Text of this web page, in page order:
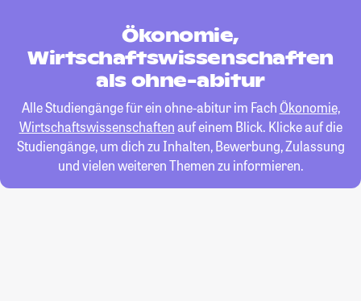
Ökonomie,
Wirtschaftswissenschaften
als ohne-abitur
Alle Studiengänge für ein ohne-abitur im Fach Ökonomie,
Wirtschaftswissenschaftenauf einem Blick. Klicke auf die
Studiengänge, um dich zu Inhalten, Bewerbung, Zulassung
und vielen weiteren Themen zu informieren.